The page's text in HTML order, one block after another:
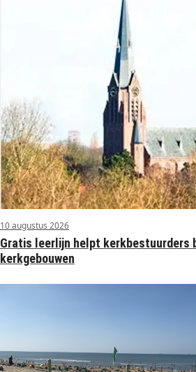
10 augustus 2026
Gratis leerlijn helpt kerkbestuurders
kerkgebouwen